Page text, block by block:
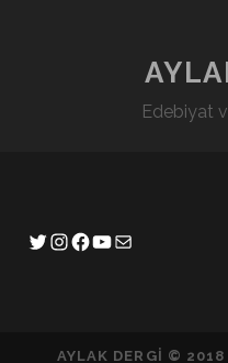
Edebiyat
AYLAK DERGI ©